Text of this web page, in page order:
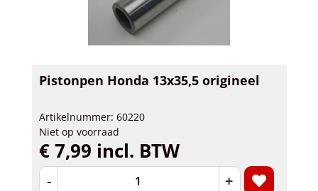
Pistonpen Honda 13x35,5 origineel
Artikelnummer: 60220
Niet op voorraad
€ 7,99 incl. BTW
- +